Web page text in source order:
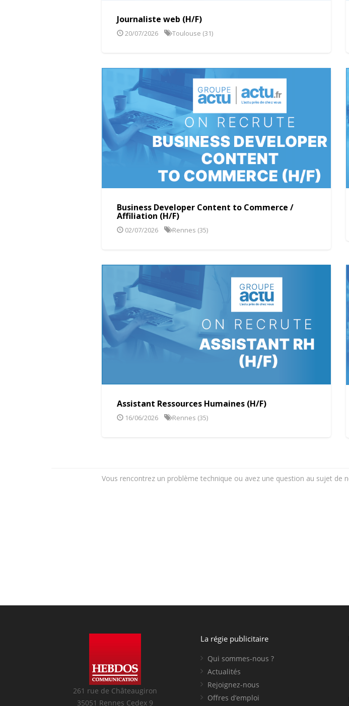
261 rue de Châteaugiron
35051 Rennes Cedex 9
La régie publicitaire
Qui sommes-nous ?
Actualités
Rejoignez-nous
Offres d’emploi